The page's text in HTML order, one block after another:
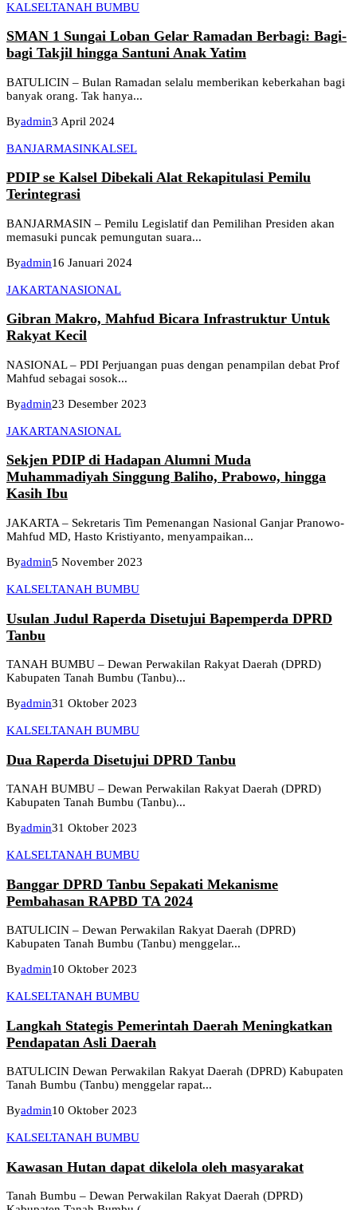
KALSELTANAH BUMBU
SMAN 1 Sungai Loban Gelar Ramadan Berbagi: Bagi-
bagi Takjil hingga Santuni Anak Yatim
BATULICIN – Bulan Ramadan selalu memberikan keberkahan bagi
banyak orang. Tak hanya...
Byadmin3 April 2024
BANJARMASINKALSEL
PDIP se Kalsel Dibekali Alat Rekapitulasi Pemilu
Terintegrasi
BANJARMASIN – Pemilu Legislatif dan Pemilihan Presiden akan
memasuki puncak pemungutan suara...
Byadmin16 Januari 2024
JAKARTANASIONAL
Gibran Makro, Mahfud Bicara Infrastruktur Untuk
Rakyat Kecil
NASIONAL – PDI Perjuangan puas dengan penampilan debat Prof
Mahfud sebagai sosok...
Byadmin23 Desember 2023
JAKARTANASIONAL
Sekjen PDIP di Hadapan Alumni Muda
Muhammadiyah Singgung Baliho, Prabowo, hingga
Kasih Ibu
JAKARTA – Sekretaris Tim Pemenangan Nasional Ganjar Pranowo-
Mahfud MD, Hasto Kristiyanto, menyampaikan...
Byadmin5 November 2023
KALSELTANAH BUMBU
Usulan Judul Raperda Disetujui Bapemperda DPRD
Tanbu
TANAH BUMBU – Dewan Perwakilan Rakyat Daerah (DPRD)
Kabupaten Tanah Bumbu (Tanbu)...
Byadmin31 Oktober 2023
KALSELTANAH BUMBU
Dua Raperda Disetujui DPRD Tanbu
TANAH BUMBU – Dewan Perwakilan Rakyat Daerah (DPRD)
Kabupaten Tanah Bumbu (Tanbu)...
Byadmin31 Oktober 2023
KALSELTANAH BUMBU
Banggar DPRD Tanbu Sepakati Mekanisme
Pembahasan RAPBD TA 2024
BATULICIN – Dewan Perwakilan Rakyat Daerah (DPRD)
Kabupaten Tanah Bumbu (Tanbu) menggelar...
Byadmin10 Oktober 2023
KALSELTANAH BUMBU
Langkah Stategis Pemerintah Daerah Meningkatkan
Pendapatan Asli Daerah
BATULICIN Dewan Perwakilan Rakyat Daerah (DPRD) Kabupaten
Tanah Bumbu (Tanbu) menggelar rapat...
Byadmin10 Oktober 2023
KALSELTANAH BUMBU
Kawasan Hutan dapat dikelola oleh masyarakat
Tanah Bumbu – Dewan Perwakilan Rakyat Daerah (DPRD)